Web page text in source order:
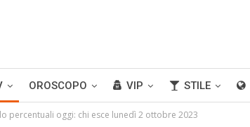
OROSCOPO VIP STILE
percentuali oggi: chi esce lunedì 2 ottobre 2023